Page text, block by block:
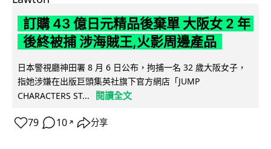
訂購 43 億日元精品後棄單 大阪女 2 年
後終被捕 涉海賊王,火影周邊產品
日本警視廳神田署 8 月 6 日公布，拘捕一名 32 歲大阪女子，
指她涉嫌在出版巨頭集英社旗下官方網店「JUMP
CHARACTERS ST...
閱讀全文
79 10 ↗ 分享